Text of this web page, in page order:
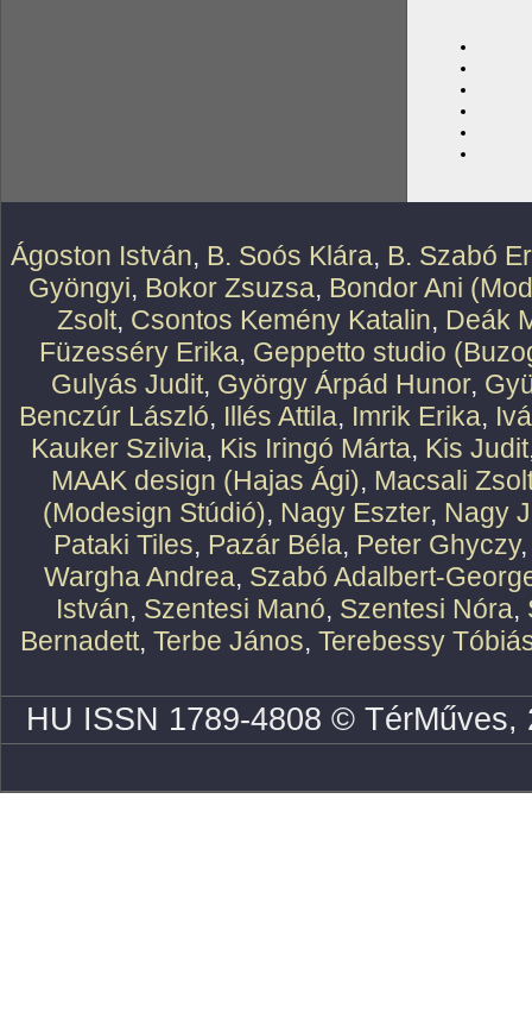
Ágoston István, B. Soós Klára, B. Szabó
Gyöngyi, Bokor Zsuzsa, Bondor Ani
Zsolt, Csontos Kemény Katalin, Deák
Füzesséry Erika, Geppetto studio
Gulyás Judit, György Árpád Hunor,
Benczúr László, Illés Attila, Imrik Erika,
Kauker Szilvia, Kis Iringó Márta, Kis Judit
MAAK design (Hajas Ági), Macsali
(Modesign Stúdió), Nagy Eszter, Nagy
Pataki Tiles, Pazár Béla, Peter Ghyczy
Wargha Andrea, Szabó Adalbert-
István, Szentesi Manó, Szentesi Nóra,
Bernadett, Terbe János, Terebessy
HU ISSN 1789-4808 ©